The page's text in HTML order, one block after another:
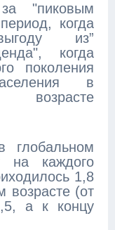
"пиковым
когда
из”
когда
поколения
в
глобальном
на каждого
1,8
возрасте (от
а к концу